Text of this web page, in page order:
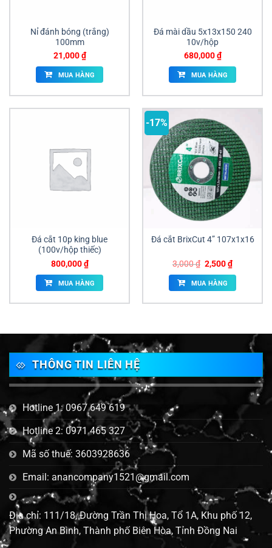
Nỉ đánh bóng (trắng)
100mm
21,000₫
MUA HÀNG
Đá mài dầu 5x13x150 240
10v/hộp
680,000₫
MUA HÀNG
Đá cắt 10p king blue
(100v/hộp thiếc)
800,000₫
MUA HÀNG
-17%
Đá cắt BrixCut 4” 107x1x16
3,000₫ Giá
gốc
là:
3,000 ₫.
2,500₫Giá
hiện
tại
MUA HÀNG
THÔNG TIN LIÊN HỆ
Hotline 1: 0967 649 619
Hotline 2: 0971 465 327
Mã số thuế: 3603928636
Email: anancompany1521@gmail.com
Địa chỉ: 111/18, Đường Trần Thị Hoa, Tổ 1A, Khu phố 12,
Phường An Bình, Thành phố Biên Hòa, Tỉnh Đồng Nai